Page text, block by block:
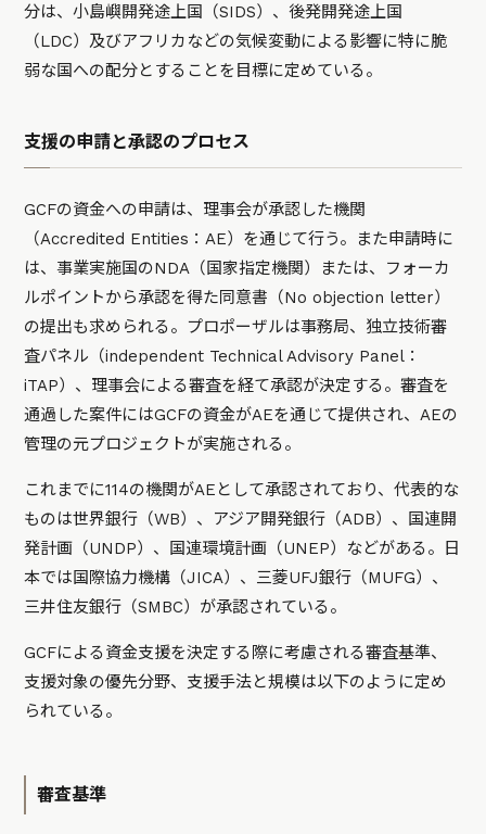
分は、小島嶼開発途上国（SIDS）、後発開発途上国
（LDC）及びアフリカなどの気候変動による影響に特に脆
弱な国への配分とすることを目標に定めている。
支援の申請と承認のプロセス
GCFの資金への申請は、理事会が承認した機関
（Accredited Entities：AE）を通じて行う。また申請時に
は、事業実施国のNDA（国家指定機関）または、フォーカ
ルポイントから承認を得た同意書（No objection letter）
の提出も求められる。プロポーザルは事務局、独立技術審
査パネル（independent Technical Advisory Panel：
iTAP）、理事会による審査を経て承認が決定する。審査を
通過した案件にはGCFの資金がAEを通じて提供され、AEの
管理の元プロジェクトが実施される。
これまでに114の機関がAEとして承認されており、代表的な
ものは世界銀行（WB）、アジア開発銀行（ADB）、国連開
発計画（UNDP）、国連環境計画（UNEP）などがある。日
本では国際協力機構（JICA）、三菱UFJ銀行（MUFG）、
三井住友銀行（SMBC）が承認されている。
GCFによる資金支援を決定する際に考慮される審査基準、
支援対象の優先分野、支援手法と規模は以下のように定め
られている。
審査基準